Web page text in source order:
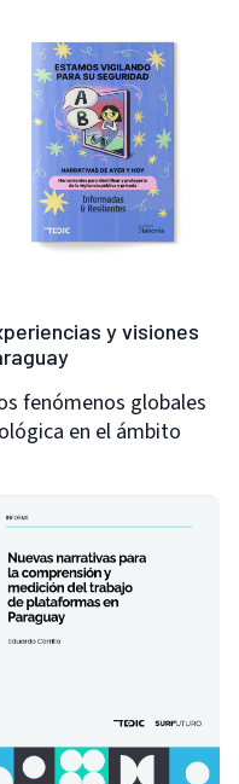
y visiones
fenómenos globales
en el ámbito